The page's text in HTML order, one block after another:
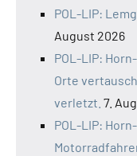
POL-LIP:
August 2026
POL-LIP:
Orte
verletzt. 7.
POL-LIP: